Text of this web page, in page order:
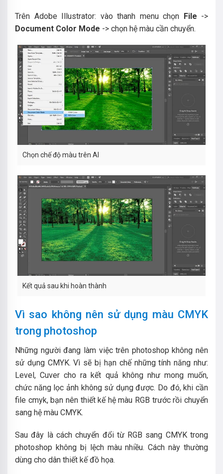
Trên Adobe Illustrator: vào thanh menu chọn File ->
Document Color Mode -> chọn hệ màu cần chuyển.
Chọn chế độ màu trên AI
Kết quả sau khi hoàn thành
Vì sao không nên sử dụng màu CMYK
trong photoshop
Những người đang làm việc trên photoshop không nên
sử dụng CMYK. Vì sẽ bị hạn chế những tính năng như:
Level, Cuver cho ra kết quả không như mong muốn,
chức năng lọc ảnh không sử dụng được. Do đó, khi cần
file cmyk, bạn nên thiết kế hệ màu RGB trước rồi chuyển
sang hệ màu CMYK.
Sau đây là cách chuyển đổi từ RGB sang CMYK trong
photoshop không bị lệch màu nhiều. Cách này thường
dùng cho dân thiết kế đồ họa.